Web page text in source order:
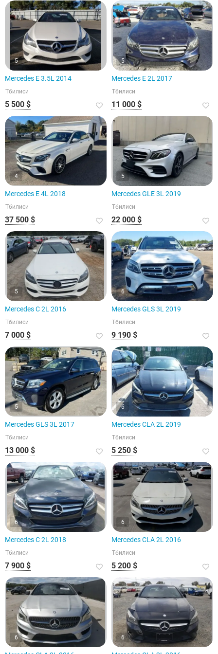
5
Mercedes E 3.5L 2014
Тбилиси
5 500 $
5
Mercedes E 2L 2017
Тбилиси
11 000 $
4
Mercedes E 4L 2018
Тбилиси
37 500 $
5
Mercedes GLE 3L 2019
Тбилиси
22 000 $
5
Mercedes C 2L 2016
Тбилиси
7 000 $
6
Mercedes GLS 3L 2019
Тбилиси
9 190 $
5
Mercedes GLS 3L 2017
Тбилиси
13 000 $
6
Mercedes CLA 2L 2019
Тбилиси
5 250 $
6
Mercedes C 2L 2018
Тбилиси
7 900 $
6
Mercedes CLA 2L 2016
Тбилиси
5 200 $
6 6